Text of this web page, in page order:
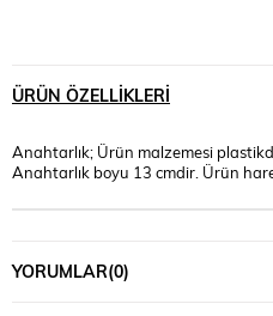
ÜRÜN ÖZELLIKLERI
Anahtarlık; Ürün malzemesi
Anahtarlık boyu 13 cmdir. Ürün
YORUMLAR(0)